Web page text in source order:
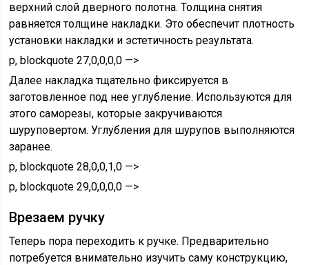
верхний слой дверного полотна. Толщина снятия
равняется толщине накладки. Это обеспечит плотность
установки накладки и эстетичность результата.
p, blockquote 27,0,0,0,0 —>
Далее накладка тщательно фиксируется в
заготовленное под нее углубление. Используются для
этого саморезы, которые закручиваются
шуруповертом. Углубления для шурупов выполняются
заранее.
p, blockquote 28,0,0,1,0 —>
p, blockquote 29,0,0,0,0 —>
Врезаем ручку
Теперь пора переходить к ручке. Предварительно
потребуется внимательно изучить саму конструкцию,